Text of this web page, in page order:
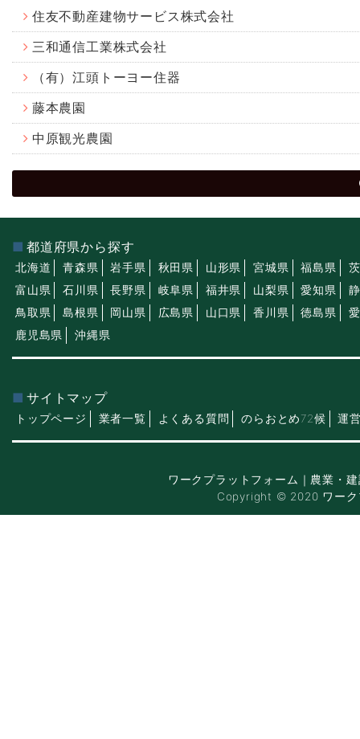
住友不動産建物サービス株式会社
三和通信工業株式会社
（有）江頭トーヨー住器
藤本農園
中原観光農園
都道府県から探す
北海道 青森県 岩手県 秋田県 山形県 宮城県 福島県
富山県
石川県 長野県 岐阜県 福井県 山梨県 愛知県
鳥取県
島根県 岡山県 広島県 山口県 香川県 徳島県
鹿児島県
沖縄県
サイトマップ
トップページ 業者一覧 よくある質問 のらおとめ72候 運
ワークプラットフォーム｜農業・
Copyright © 2020 ワーク